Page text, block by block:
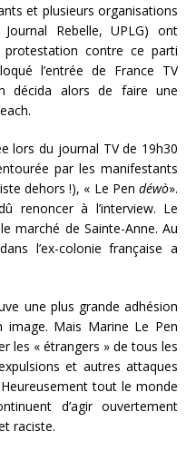
et plusieurs organisations
Rebelle, UPLG) ont
contre ce parti
l’entrée de France TV
décida alors de faire une
lors du journal TV de 19h30
par les manifestants
dehors !), « Le Pendéwò».
renoncer à l’interview. Le
marché de Sainte-Anne. Au
l’ex-colonie française a
une plus grande adhésion
image. Mais Marine Le Pen
les « étrangers » de tous les
et autres attaques
tout le monde
d’agir ouvertement
raciste.